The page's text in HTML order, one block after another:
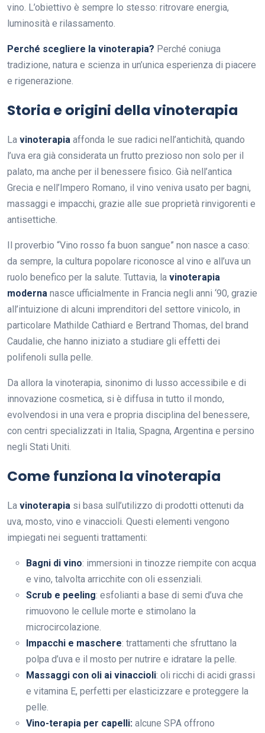
vino. L’obiettivo è sempre lo stesso: ritrovare energia,
luminosità e rilassamento.
Perché scegliere la vinoterapia? Perché coniuga
tradizione, natura e scienza in un’unica esperienza di piacere
e rigenerazione.
Storia e origini della vinoterapia
La vinoterapia affonda le sue radici nell’antichità, quando
l’uva era già considerata un frutto prezioso non solo per il
palato, ma anche per il benessere fisico. Già nell’antica
Grecia e nell’Impero Romano, il vino veniva usato per bagni,
massaggi e impacchi, grazie alle sue proprietà rinvigorenti e
antisettiche.
Il proverbio “Vino rosso fa buon sangue” non nasce a caso:
da sempre, la cultura popolare riconosce al vino e all’uva un
ruolo benefico per la salute. Tuttavia, la vinoterapia
moderna nasce ufficialmente in Francia negli anni ‘90, grazie
all’intuizione di alcuni imprenditori del settore vinicolo, in
particolare Mathilde Cathiard e Bertrand Thomas, del brand
Caudalie, che hanno iniziato a studiare gli effetti dei
polifenoli sulla pelle.
Da allora la vinoterapia, sinonimo di lusso accessibile e di
innovazione cosmetica, si è diffusa in tutto il mondo,
evolvendosi in una vera e propria disciplina del benessere,
con centri specializzati in Italia, Spagna, Argentina e persino
negli Stati Uniti.
Come funziona la vinoterapia
La vinoterapia si basa sull’utilizzo di prodotti ottenuti da
uva, mosto, vino e vinaccioli. Questi elementi vengono
impiegati nei seguenti trattamenti:
Bagni di vino: immersioni in tinozze riempite con acqua
e vino, talvolta arricchite con oli essenziali.
Scrub e peeling: esfolianti a base di semi d’uva che
rimuovono le cellule morte e stimolano la
microcircolazione.
Impacchi e maschere: trattamenti che sfruttano la
polpa d’uva e il mosto per nutrire e idratare la pelle.
Massaggi con oli ai vinaccioli: oli ricchi di acidi grassi
e vitamina E, perfetti per elasticizzare e proteggere la
pelle.
Vino-terapia per capelli: alcune SPA offrono